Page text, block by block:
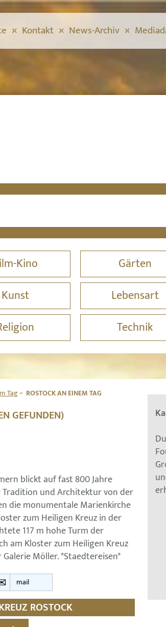
Kontakt News-Archiv
Kino Gärten
Kunst Lebensart
Technik
Tag ROSTOCK AN EINEM TAG
GEFUNDEN)
blickt auf fast 800 Jahre
und Architektur von der
die monumentale Marienkirche
zum Heiligen Kreuz in der
117 m hohe Turm der
am Kloster zum Heiligen Kreuz
Möller. *Staedtereisen*
mail
ROSTOCK